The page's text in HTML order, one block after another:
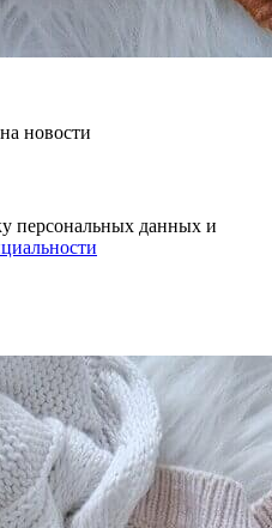
новости
персональных данных и